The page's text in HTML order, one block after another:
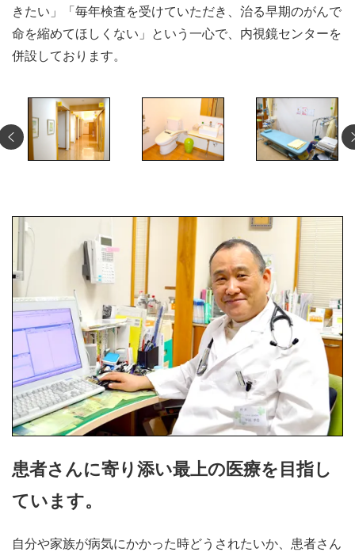
きたい」「毎年検査を受けていただき、治る早期のがんで
命を縮めてほしくない」という一心で、内視鏡センターを
併設しております。
患者さんに寄り添い最上の医療を目指し
ています。
自分や家族が病気にかかった時どうされたいか、患者さん